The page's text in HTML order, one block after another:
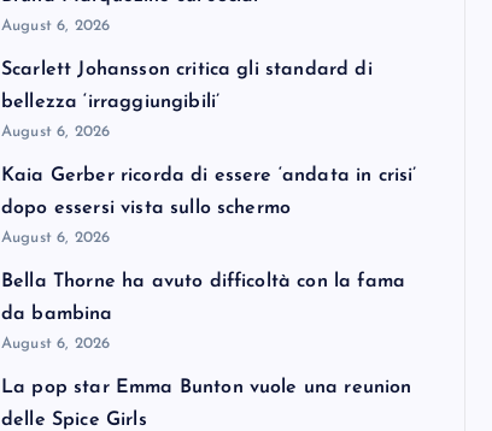
August 6, 2026
Scarlett Johansson critica gli standard di
bellezza ‘irraggiungibili’
August 6, 2026
Kaia Gerber ricorda di essere ‘andata in crisi’
dopo essersi vista sullo schermo
August 6, 2026
Bella Thorne ha avuto difficoltà con la fama
da bambina
August 6, 2026
La pop star Emma Bunton vuole una reunion
delle Spice Girls